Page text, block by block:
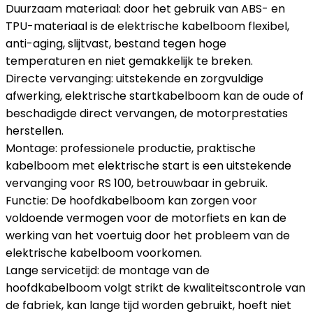
Duurzaam materiaal: door het gebruik van ABS- en
TPU-materiaal is de elektrische kabelboom flexibel,
anti-aging, slijtvast, bestand tegen hoge
temperaturen en niet gemakkelijk te breken.
Directe vervanging: uitstekende en zorgvuldige
afwerking, elektrische startkabelboom kan de oude of
beschadigde direct vervangen, de motorprestaties
herstellen.
Montage: professionele productie, praktische
kabelboom met elektrische start is een uitstekende
vervanging voor RS 100, betrouwbaar in gebruik.
Functie: De hoofdkabelboom kan zorgen voor
voldoende vermogen voor de motorfiets en kan de
werking van het voertuig door het probleem van de
elektrische kabelboom voorkomen.
Lange servicetijd: de montage van de
hoofdkabelboom volgt strikt de kwaliteitscontrole van
de fabriek, kan lange tijd worden gebruikt, hoeft niet